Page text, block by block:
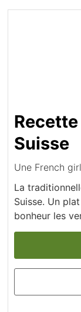
Suisse
Une French
La
Suisse. Un
bonheur les